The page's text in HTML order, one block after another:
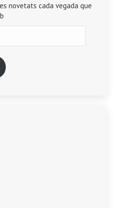
novetats cada vegada que